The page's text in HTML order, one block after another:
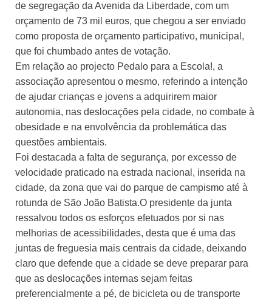
de segregação da Avenida da Liberdade, com um
orçamento de 73 mil euros, que chegou a ser enviado
como proposta de orçamento participativo, municipal,
que foi chumbado antes de votação.
Em relação ao projecto Pedalo para a Escola!, a
associação apresentou o mesmo, referindo a intenção
de ajudar crianças e jovens a adquirirem maior
autonomia, nas deslocações pela cidade, no combate à
obesidade e na envolvência da problemática das
questões ambientais.
Foi destacada a falta de segurança, por excesso de
velocidade praticado na estrada nacional, inserida na
cidade, da zona que vai do parque de campismo até à
rotunda de São João Batista.O presidente da junta
ressalvou todos os esforços efetuados por si nas
melhorias de acessibilidades, desta que é uma das
juntas de freguesia mais centrais da cidade, deixando
claro que defende que a cidade se deve preparar para
que as deslocações internas sejam feitas
preferencialmente a pé, de bicicleta ou de transporte